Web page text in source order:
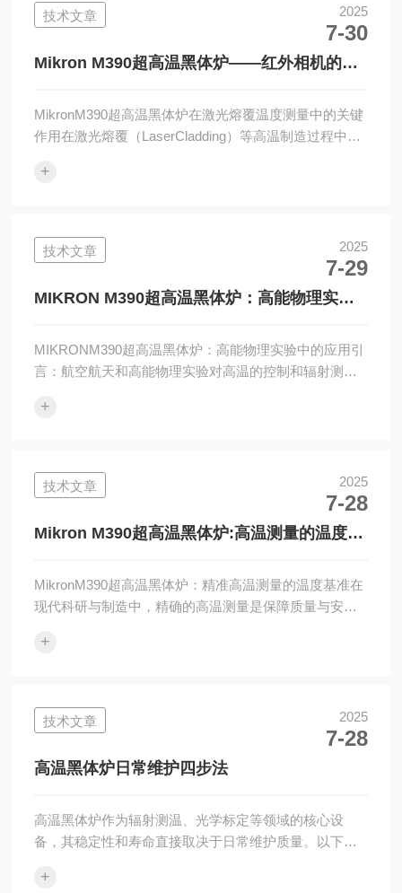
《连接热反应中的聚集与燃烧速率：氧化剂形态的作
用》（CombustionａndFlame,2021）中成功获取火焰温
度数据的核心技术手段。简要来说，通过提取三通道强
度（红、...
技术文章 2025
7-30
Mikron M390超高温黑体炉——红外相机的温
MikronM390超高温黑体炉在激光熔覆温度测量中的关键
作用在激光熔覆（LaserCladding）等高温制造过程中，
控制与高质量涂层制备的关键。而红外相机因具备非接
位为a.u.），并不能直接转换为真实温度。因此，黑体炉
校准成为实现温度还原的重要一环。在这项研究中，科
研人员引入了MikronM390超高温黑体炉，其在实验中起
到了至关重...
+
技术文章 2025
7-29
MIKRON M390超高温黑体炉：高能物理实验
MIKRONM390超高温黑体炉：高能物理实验中的应用引
言：航空航天和高能物理实验对高温的控制和辐射测量
的超高温黑体炉为实验和测试提供了必要的辐射源。
（1.0@0.65–1.8μm）保证了辐射源的稳定性，满足高能
物理和航空航天领域对精度的严格要求。应用案例：在
+
技术文章 2025
7-28
​Mikron M390超高温黑体炉:高温测量的温度基
MikronM390超高温黑体炉：精准高温测量的温度基准在
现代科研与制造中，精确的高温测量是保障质量与安全
高温测量的严苛需求，Mikron公司推出了的M390超高温
*的热辐射原理设计，采用封闭式石墨管靶腔体作为辐射
源，提供高达1.0的发射率（有效波段为0.65至
1.8μm），确保在高温下仍能输出稳定、可预测的红外
辐射能量...
+
技术文章 2025
7-28
高温黑体炉日常维护四步法
高温黑体炉作为辐射测温、光学标定等领域的核心设
备，其稳定性和寿命直接取决于日常维护质量。以下从
试四个维度，提供标准化维护流程与实操技巧。第一
+